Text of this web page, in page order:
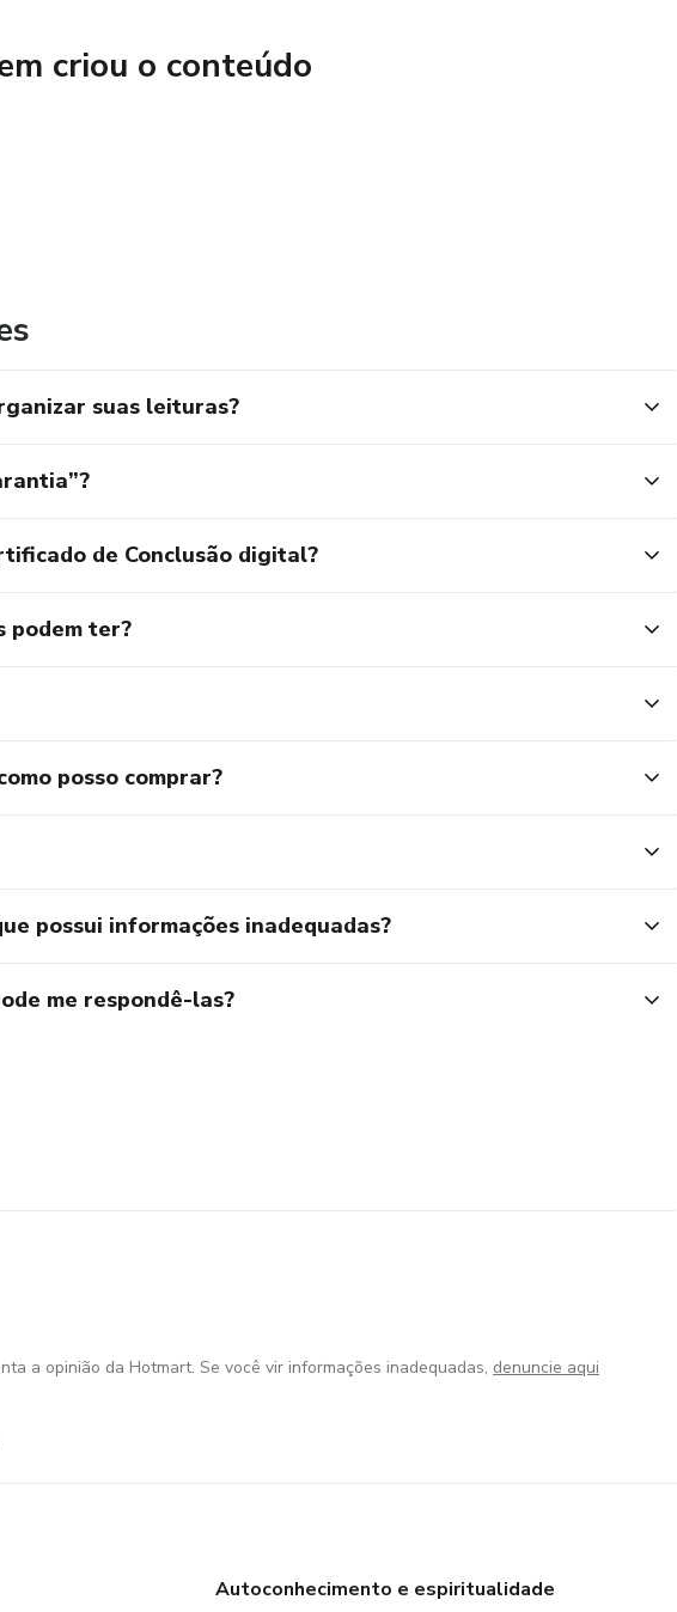
criou o conteúdo
suas leituras?
de Conclusão digital?
podem ter?
posso comprar?
possui informações inadequadas?
me respondê-las?
a opinião da Hotmart. Se você vir informações inadequadas, denuncie aqui
Autoconhecimento e espiritualidade